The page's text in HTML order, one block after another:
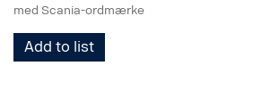
med Scania-ordmærke
Add to list